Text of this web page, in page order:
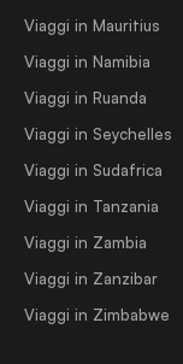
Viaggi in Mauritius
Viaggi in Namibia
Viaggi in Ruanda
Viaggi in Seychelles
Viaggi in Sudafrica
Viaggi in Tanzania
Viaggi in Zambia
Viaggi in Zanzibar
Viaggi in Zimbabwe